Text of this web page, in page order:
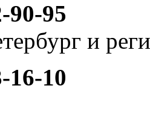
90-95
и
16-10